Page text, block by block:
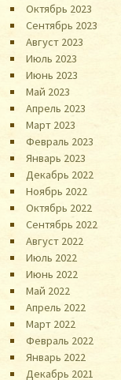
Октябрь 2023
Сентябрь 2023
Август 2023
Июль 2023
Июнь 2023
Май 2023
Апрель 2023
Март 2023
Февраль 2023
Январь 2023
Декабрь 2022
Ноябрь 2022
Октябрь 2022
Сентябрь 2022
Август 2022
Июль 2022
Июнь 2022
Май 2022
Апрель 2022
Март 2022
Февраль 2022
Январь 2022
Декабрь 2021